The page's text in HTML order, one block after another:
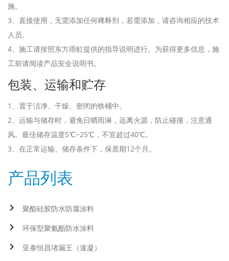
施。
3、直接使用，无需添加任何稀释剂，若需添加，请咨询相应的技术
人员。
4、施工请按照东方雨虹提供的指导说明进行。为获得更多信息，施
工前请阅读产品安全说明书。
包装、运输和贮存
1、置于洁净、干燥、密闭的铁桶中。
2、运输与储存时，避免日晒雨淋，远离火源，防止碰撞，注意通
风。最佳储存温度5℃~25℃，不宜超过40℃。
3、在正常运输、储存条件下，保质期12个月。
产品列表
聚酯硅胶防水防腐涂料
环保型聚氨酯防水涂料
亚泰恒昌堵漏王（速凝）